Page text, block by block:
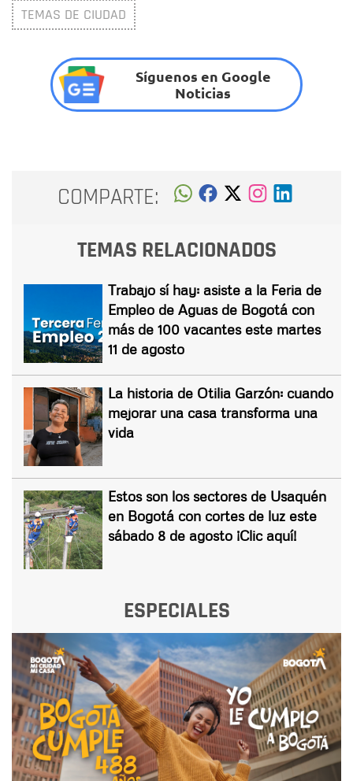
TEMAS DE CIUDAD
Síguenos en Google
Noticias
COMPARTE:
TEMAS RELACIONADOS
Trabajo sí hay: asiste a la Feria de
Empleo de Aguas de Bogotá con
más de 100 vacantes este martes
11 de agosto
La historia de Otilia Garzón: cuando
mejorar una casa transforma una
vida
Estos son los sectores de Usaquén
en Bogotá con cortes de luz este
sábado 8 de agosto ¡Clic aquí!
ESPECIALES